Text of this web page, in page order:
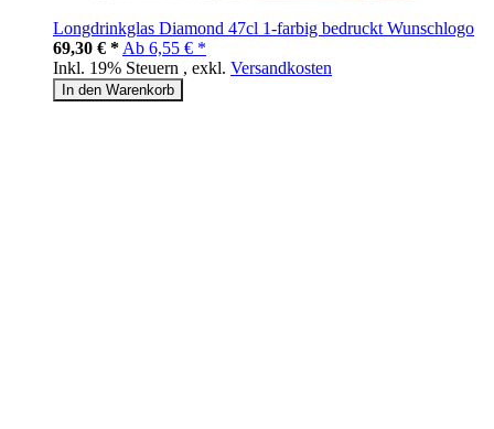
Longdrinkglas Diamond 47cl 1-farbig bedruckt Wunschlogo
69,30 € * Ab 6,55 € *
Inkl. 19% Steuern , exkl. Versandkosten
In den Warenkorb